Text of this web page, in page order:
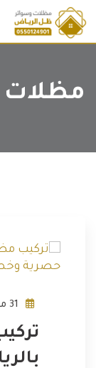
Skip
to
content
‏مظلات